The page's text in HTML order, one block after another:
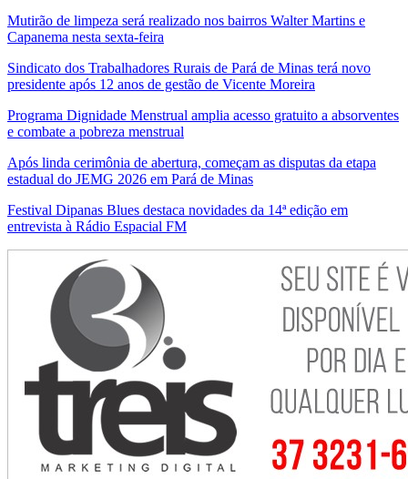
Mutirão de limpeza será realizado nos bairros Walter Martins e
Capanema nesta sexta-feira
Sindicato dos Trabalhadores Rurais de Pará de Minas terá novo
presidente após 12 anos de gestão de Vicente Moreira
Programa Dignidade Menstrual amplia acesso gratuito a absorventes
e combate a pobreza menstrual
Após linda cerimônia de abertura, começam as disputas da etapa
estadual do JEMG 2026 em Pará de Minas
Festival Dipanas Blues destaca novidades da 14ª edição em
entrevista à Rádio Espacial FM